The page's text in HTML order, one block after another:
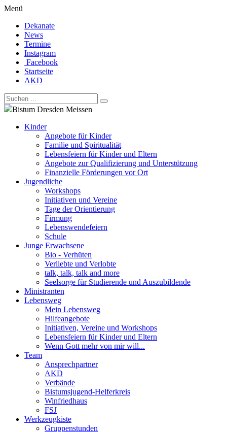
Menü
Dekanate
News
Termine
Instagram
Facebook
Startseite
AKD
Bistum Dresden Meissen
Kinder
Angebote für Kinder
Familie und Spiritualität
Lebensfeiern für Kinder und Eltern
Angebote zur Qualifizierung und Unterstützung
Finanzielle Förderungen vor Ort
Jugendliche
Workshops
Initiativen und Vereine
Tage der Orientierung
Firmung
Lebenswendefeiern
Schule
Junge Erwachsene
Bio - Verhüten
Verliebte und Verlobte
talk, talk, talk and more
Seelsorge für Studierende und Auszubildende
Ministranten
Lebensweg
Mein Lebensweg
Hilfeangebote
Initiativen, Vereine und Workshops
Lebensfeiern für Kinder und Eltern
Wenn Gott mehr von mir will...
Team
Ansprechpartner
AKD
Verbände
Bistumsjugend-Helferkreis
Winfriedhaus
FSJ
Werkzeugkiste
Gruppenstunden